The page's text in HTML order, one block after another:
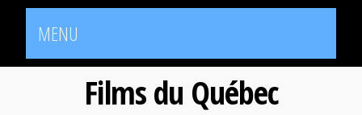
MENU
Films du Québec